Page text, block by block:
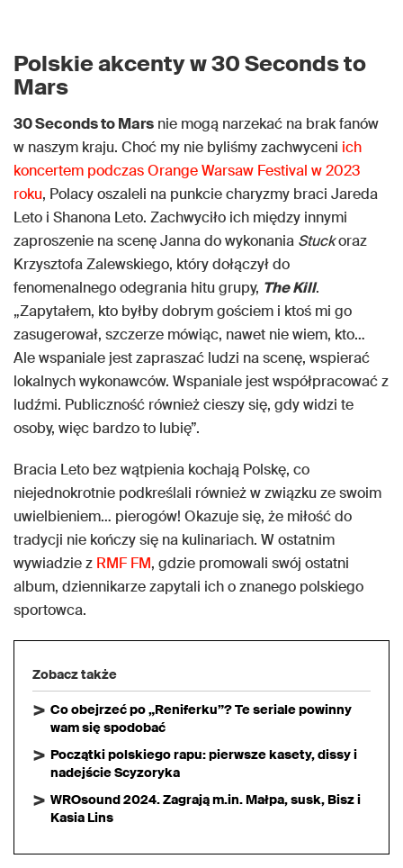
Polskie akcenty w 30 Seconds to
Mars
30 Seconds to Mars nie mogą narzekać na brak fanów
w naszym kraju. Choć my nie byliśmy zachwyceni ich
koncertem podczas Orange Warsaw Festival w 2023
roku, Polacy oszaleli na punkcie charyzmy braci Jareda
Leto i Shanona Leto. Zachwyciło ich między innymi
zaproszenie na scenę Janna do wykonania Stuckoraz
Krzysztofa Zalewskiego, który dołączył do
fenomenalnego odegrania hitu grupy, The Kill.
„Zapytałem, kto byłby dobrym gościem i ktoś mi go
zasugerował, szczerze mówiąc, nawet nie wiem, kto…
Ale wspaniale jest zapraszać ludzi na scenę, wspierać
lokalnych wykonawców. Wspaniale jest współpracować z
ludźmi. Publiczność również cieszy się, gdy widzi te
osoby, więc bardzo to lubię”.
Bracia Leto bez wątpienia kochają Polskę, co
niejednokrotnie podkreślali również w związku ze swoim
uwielbieniem… pierogów! Okazuje się, że miłość do
tradycji nie kończy się na kulinariach. W ostatnim
wywiadzie z RMF FM, gdzie promowali swój ostatni
album, dziennikarze zapytali ich o znanego polskiego
sportowca.
Zobacz także
Co obejrzeć po „Reniferku”? Te seriale powinny
wam się spodobać
Początki polskiego rapu: pierwsze kasety, dissy i
nadejście Scyzoryka
WROsound 2024. Zagrają m.in. Małpa, susk, Bisz i
Kasia Lins